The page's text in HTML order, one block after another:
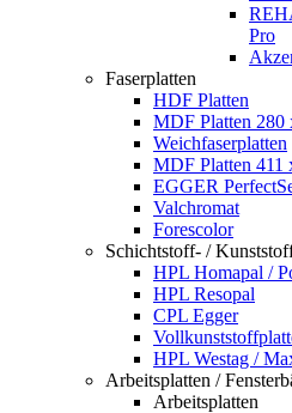
Pro
Faserplatten
HDF Platten
MDF Platten 280
Weichfaserplatten
MDF Platten 411
EGGER
Valchromat
Forescolor
Schichtstoff- /
HPL Homapal /
HPL Resopal
CPL Egger
HPL Westag /
Arbeitsplatten /
Arbeitsplatten